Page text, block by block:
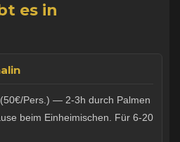
es in
(50€/Pers.) — 2-3h durch Palmen
beim Einheimischen. Für 6-20